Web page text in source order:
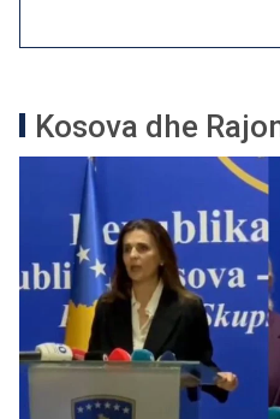
Kosova dhe